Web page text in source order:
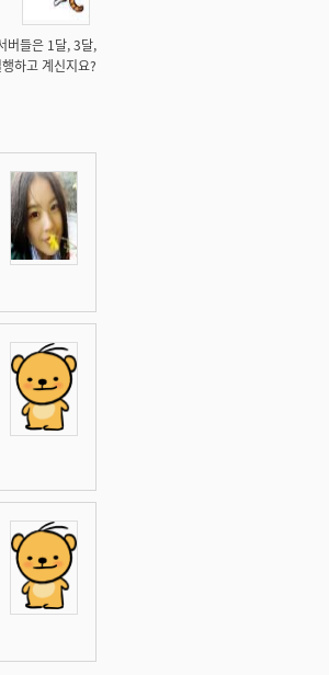
버들은 1달, 3달,
하고 계신지요?